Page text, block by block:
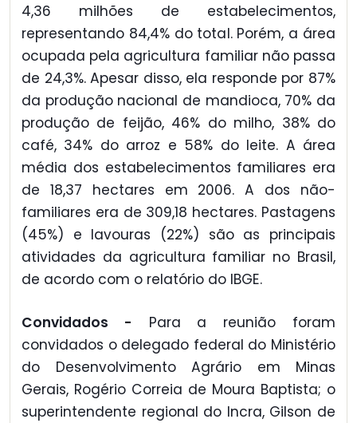
4,36 milhões de estabelecimentos,
representando 84,4% do total. Porém, a área
ocupada pela agricultura familiar não passa
de 24,3%. Apesar disso, ela responde por 87%
da produção nacional de mandioca, 70% da
produção de feijão, 46% do milho, 38% do
café, 34% do arroz e 58% do leite. A área
média dos estabelecimentos familiares era
de 18,37 hectares em 2006. A dos não-
familiares era de 309,18 hectares. Pastagens
(45%) e lavouras (22%) são as principais
atividades da agricultura familiar no Brasil,
de acordo com o relatório do IBGE.
Convidados - Para a reunião foram
convidados o delegado federal do Ministério
do Desenvolvimento Agrário em Minas
Gerais, Rogério Correia de Moura Baptista; o
superintendente regional do Incra, Gilson de